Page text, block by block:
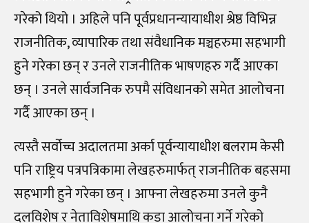
गरेको थियो । अहिले पनि पूर्वप्रधानन्यायाधीश श्रेष्ठ विभिन्न
राजनीतिक, व्यापारिक तथा संवैधानिक मञ्चहरुमा सहभागी
हुने गरेका छन् र उनले राजनीतिक भाषणहरु गर्दै आएका
छन् । उनले सार्वजनिक रुपमै संविधानको समेत आलोचना
गर्दै आएका छन् ।
त्यस्तै सर्वोच्च अदालतमा अर्का पूर्वन्यायाधीश बलराम केसी
पनि राष्ट्रिय पत्रपत्रिकामा लेखहरुमार्फत् राजनीतिक बहसमा
सहभागी हुने गरेका छन् । आफ्ना लेखहरुमा उनले कुनै
दलविशेष र नेताविशेषमाथि कडा आलोचना गर्ने गरेको